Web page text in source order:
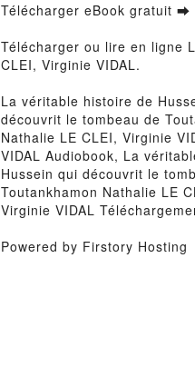
Télécharger eBook gratuit ➡
Télécharger ou lire en ligne
CLEI, Virginie VIDAL.
La véritable histoire de
découvrit le tombeau de
Nathalie LE CLEI, Virginie
VIDAL Audiobook, La
Hussein qui découvrit le
Toutankhamon Nathalie LE
Virginie VIDAL
Powered by Firstory Hosting